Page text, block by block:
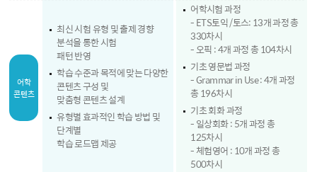
어학
콘텐츠
최신 시험 유형 및 출제 경향
분석을 통한 시험
패턴 반영
학습 수준과 목적에 맞는 다양한
콘텐츠 구성 및
맞춤형 콘텐츠 설계
유형별 효과적인 학습 방법 및
단계별
학습 로드맵 제공
어학시험 과정
- ETS토익 /토스: 13개 과정 총
330차시
- 오픽 : 4개 과정 총 104차시
기초 영문법 과정
- Grammar in Use : 4개 과정
총 196차시
기초 회화 과정
- 일상회화 : 5개 과정 총
125차시
- 체험영어 : 10개 과정 총
500차시